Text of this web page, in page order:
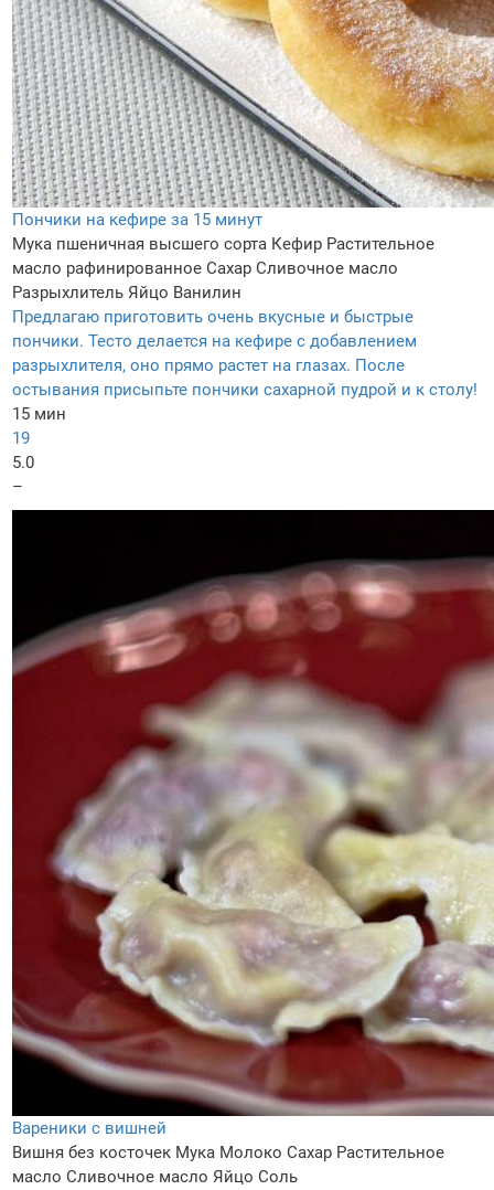
Пончики на кефире за 15 минут
Мука пшеничная высшего сорта Кефир Растительное
масло рафинированное Сахар Сливочное масло
Разрыхлитель Яйцо Ванилин
Предлагаю приготовить очень вкусные и быстрые
пончики. Тесто делается на кефире с добавлением
разрыхлителя, оно прямо растет на глазах. После
остывания присыпьте пончики сахарной пудрой и к столу!
15 мин
19
5.0
–
Вареники с вишней
Вишня без косточек Мука Молоко Сахар Растительное
масло Сливочное масло Яйцо Соль